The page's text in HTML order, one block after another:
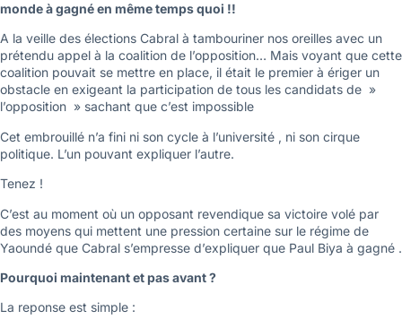
monde à gagné en même temps quoi !!
A la veille des élections Cabral à tambouriner nos oreilles avec un
prétendu appel à la coalition de l’opposition… Mais voyant que cette
coalition pouvait se mettre en place, il était le premier à ériger un
obstacle en exigeant la participation de tous les candidats de »
l’opposition » sachant que c’est impossible
Cet embrouillé n’a fini ni son cycle à l’université , ni son cirque
politique. L’un pouvant expliquer l’autre.
Tenez !
C’est au moment où un opposant revendique sa victoire volé par
des moyens qui mettent une pression certaine sur le régime de
Yaoundé que Cabral s’empresse d’expliquer que Paul Biya à gagné .
Pourquoi maintenant et pas avant ?
La reponse est simple :